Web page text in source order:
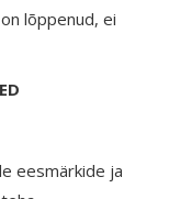
lõppenud, ei
eesmärkide ja